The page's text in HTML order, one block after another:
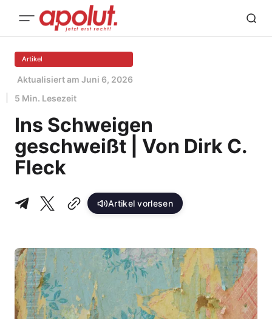
Artikel
Aktualisiert am Juni 6, 2026
5 Min. Lesezeit
Ins Schweigen
geschweißt | Von Dirk C.
Fleck
Artikel vorlesen